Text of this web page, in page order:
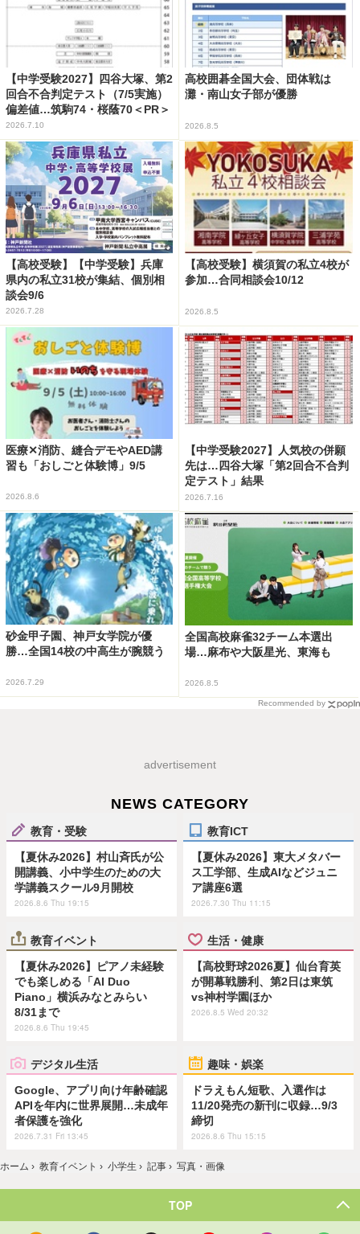
【中学受験2027】四谷大塚、第2
回合不合判定テスト（7/5実施）
偏差値…筑駒74・桜蔭70＜PR＞
2026.7.10
高校囲碁全国大会、団体戦は
灘・南山女子部が優勝
2026.8.5
【高校受験】【中学受験】兵庫
県内の私立31校が集結、個別相
談会9/6
2026.7.28
【高校受験】横須賀の私立4校が
参加…合同相談会10/12
2026.8.5
医療✕消防、縫合デモやAED講
習も「おしごと体験博」9/5
2026.8.6
【中学受験2027】人気校の併願
先は…四谷大塚「第2回合不合判
定テスト」結果
2026.7.16
砂金甲子園、神戸女学院が優
勝…全国14校の中高生が腕競う
2026.7.29
全国高校麻雀32チーム本選出
場…麻布や大阪星光、東海も
2026.8.5
Recommended by
advertisement
NEWS CATEGORY
教育・受験
【夏休み2026】村山斉氏が公
開講義、小中学生のための大
学講義スクール9月開校
2026.8.6 Thu 19:15
教育ICT
【夏休み2026】東大メタバー
ス工学部、生成AIなどジュニ
ア講座6選
2026.7.30 Thu 11:15
教育イベント
【夏休み2026】ピアノ未経験
でも楽しめる「AI Duo
Piano」横浜みなとみらい
8/31まで
2026.8.6 Thu 19:45
生活・健康
【高校野球2026夏】仙台育英
が開幕戦勝利、第2日は東筑
vs神村学園ほか
2026.8.5 Wed 20:32
デジタル生活
Google、アプリ向け年齢確認
APIを年内に世界展開…未成年
者保護を強化
2026.7.31 Fri 13:45
趣味・娯楽
ドラえもん短歌、入選作は
11/20発売の新刊に収録…9/3
締切
2026.8.6 Thu 15:15
ホーム › 教育イベント › 小学生 › 記事 › 写真・画像
TOP